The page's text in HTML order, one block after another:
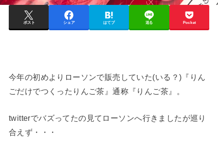
ポスト シェア はてブ 送る Pocket
今年の初めよりローソンで販売していた(いる？)『りん
ごだけでつくったりんご茶』通称『りんご茶』。
twitterでバズってたの見てローソンへ行きましたが巡り
合えず・・・